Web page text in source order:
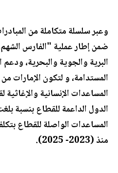
وعبر سلسلة متكاملة من
البرية والجوية والبحرية، ودعم
المستدامة، و لتكون الإمارات
المساعدات الإنسانية
منذ (2023- 2025).